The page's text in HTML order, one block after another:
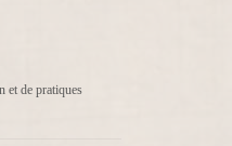
et de pratiques